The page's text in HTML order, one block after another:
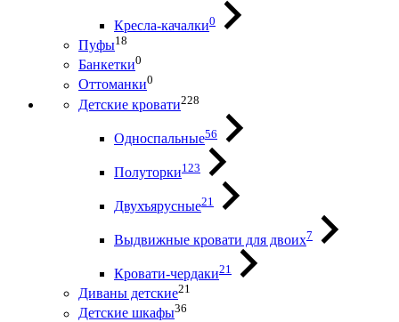
Кресла-качалки0
Пуфы18
Банкетки0
Оттоманки0
Детские кровати228
Односпальные56
Полуторки123
Двухъярусные21
Выдвижные кровати для двоих7
Кровати-чердаки21
Диваны детские21
Детские шкафы36